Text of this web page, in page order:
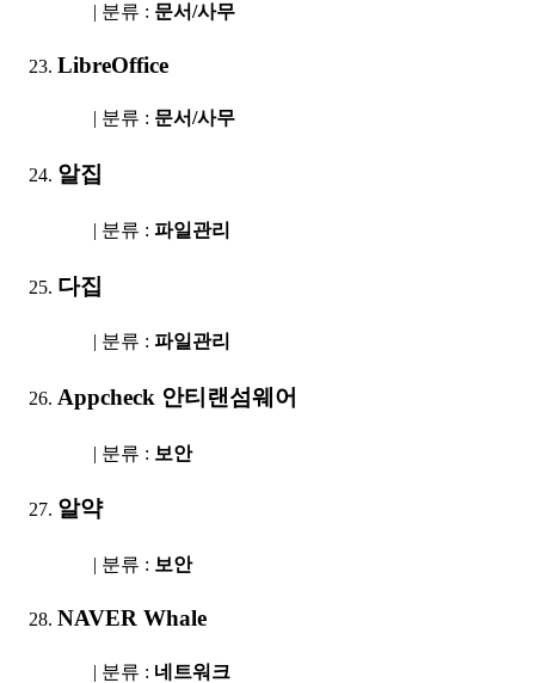
| 분류 : 문서/사무
LibreOffice
| 분류 : 문서/사무
알집
| 분류 : 파일관리
다집
| 분류 : 파일관리
Appcheck 안티랜섬웨어
| 분류 : 보안
알약
| 분류 : 보안
NAVER Whale
| 분류 : 네트워크